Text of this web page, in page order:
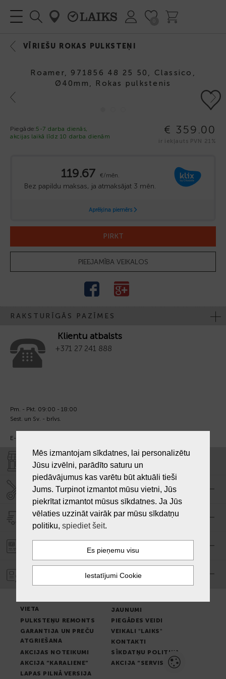
VĪRIEŠU ROKAS PULKSTEŅI
Roamer, 971856 48 25 50, Classico,
Ø40mm, Rokas pulkstenis
Previous Next
Piegāde:5-7 darba dienās,
akcijas laikā līdz 10 darba dienām
€ 359.00
ir iekļauts PVN 21%
PIRKT
PIEEJAMĪBA VEIKALOS
RAKSTURĪGĀS PAZĪMES
Klientu atbalsts
+371 27 241 888
Pm. - Pkt. 09:00 - 18:00
Sest. un Sv. - brīvs.
E-pasts:
VEIKALI "LAIKS"
SERVISA CENTRS "LAIKS"
PIEGĀDE
PASŪTĪJUMA APMAKSA
GARANTIJA
VIETA
JAUNUMI
PULKSTEŅU REMONTS
PIEGĀDES VEIDI
GARANTIJA UN PREČU
ATGRIEŠANA
VEIKALI "LAIKS"
KONTAKTI
AKCIJAS NOTEIKUMI
SĪKDATŅU POLITIKA
AKCIJA “KARALIENE”
AKCIJA “SERVISS”
LAPAS PILNĀ VERSIJA
Mēs izmantojam sīkdatnes, lai personalizētu
Jūsu izvēlni, parādīto saturu un
piedāvājumus kas varētu būt aktuāli tieši
Jums. Turpinot izmantot mūsu vietni, Jūs
piekrītat izmantot mūsus sīkdatnes. Ja Jūs
vēlaties uzzināt vairāk par mūsu sīkdatņu
politiku, spiediet šeit.